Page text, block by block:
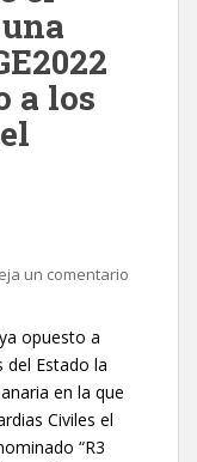
a los
un comentario
opuesto a
del Estado la
en la que
Civiles el
“R3